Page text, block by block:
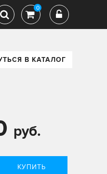
0
В КАТАЛОГ
руб.
КУПИТЬ